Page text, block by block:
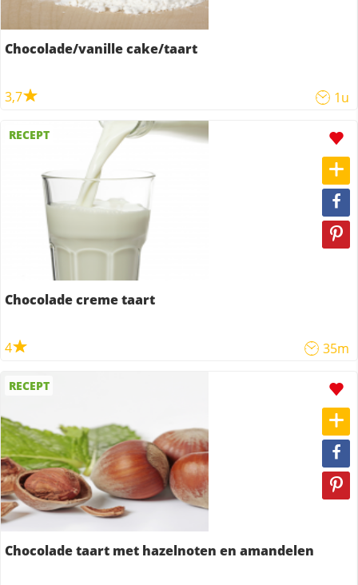
Chocolade/vanille cake/taart
3,7 1u
RECEPT
Chocolade creme taart
4 35m
RECEPT
Chocolade taart met hazelnoten en amandelen